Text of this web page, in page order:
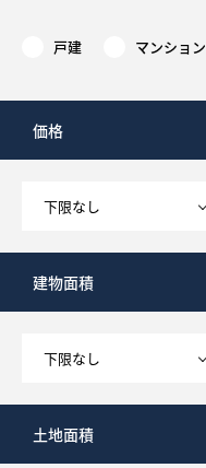
戸建 マンション
価格
建物面積
土地面積